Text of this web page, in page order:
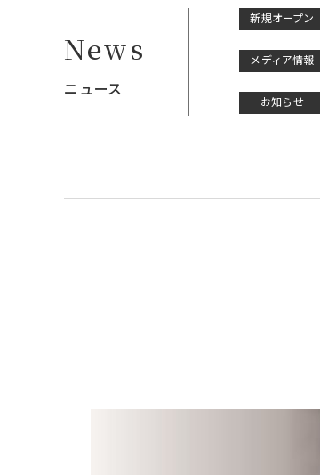
News
ニュース
新規オープン
メディア情報
お知らせ